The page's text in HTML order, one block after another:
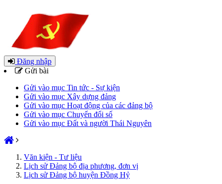
Đăng nhập
Gửi bài
Gửi vào mục Tin tức - Sự kiện
Gửi vào mục Xây dựng đảng
Gửi vào mục Hoạt động của các đảng bộ
Gửi vào mục Chuyển đổi số
Gửi vào mục Đất và người Thái Nguyên
Văn kiện - Tư liệu
Lịch sử Đảng bộ địa phương, đơn vị
Lịch sử Đảng bộ huyện Đồng Hỷ